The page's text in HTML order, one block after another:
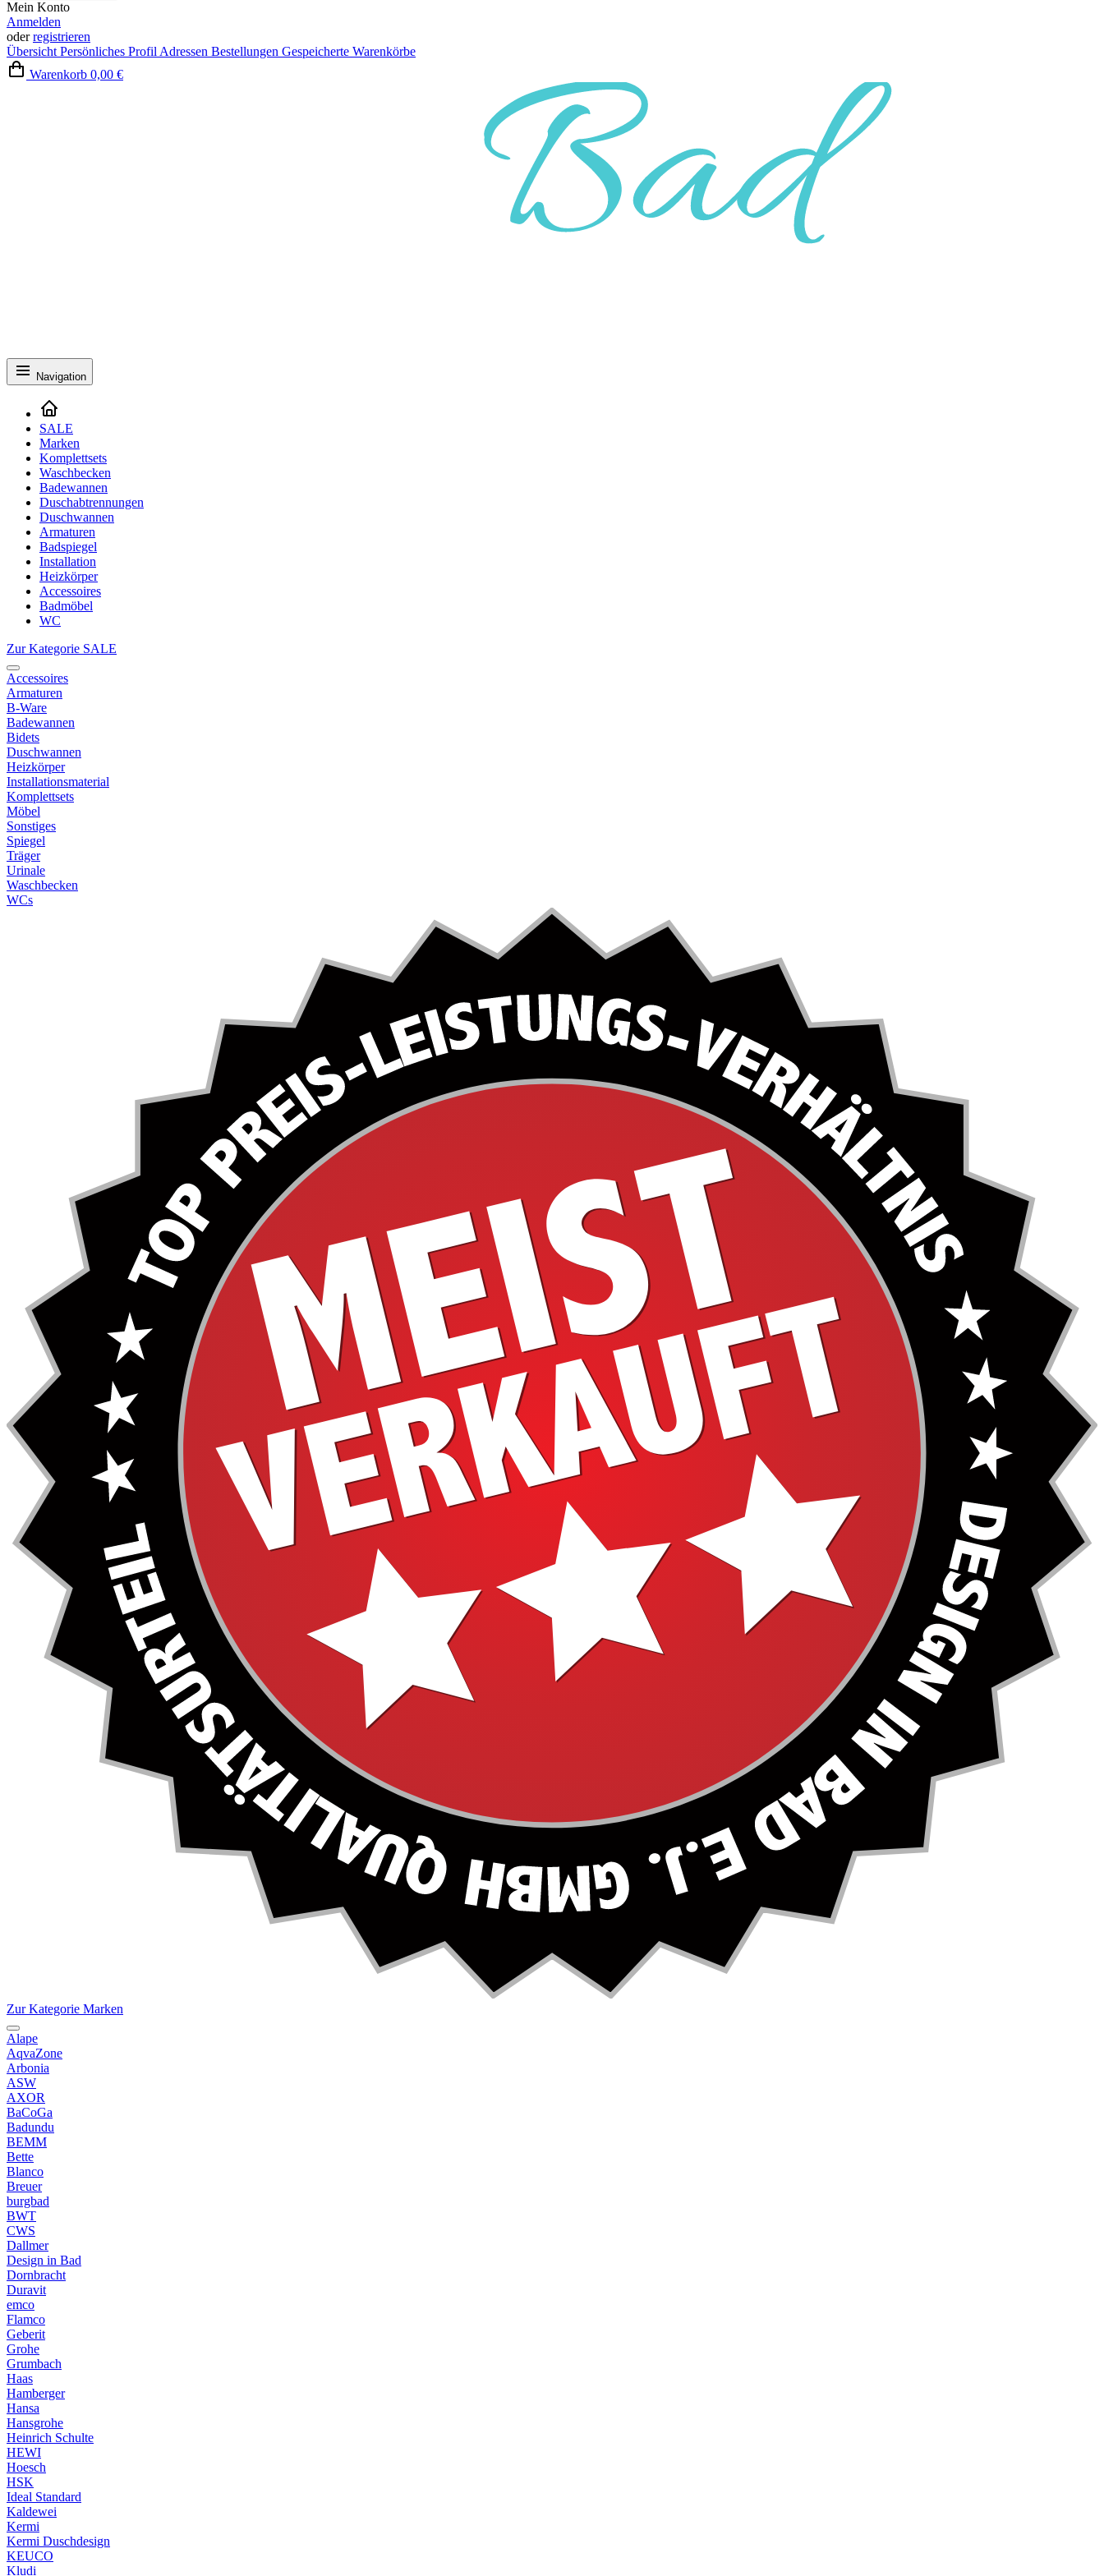
Mein Konto
Anmelden
oderregistrieren
Übersicht Persönliches Profil Adressen Bestellungen Gespeicherte Warenkörbe
Warenkorb 0,00 €
Navigation
SALE
Marken
Komplettsets
Waschbecken
Badewannen
Duschabtrennungen
Duschwannen
Armaturen
Badspiegel
Installation
Heizkörper
Accessoires
Badmöbel
WC
Zur Kategorie SALE
Accessoires
Armaturen
B-Ware
Badewannen
Bidets
Duschwannen
Heizkörper
Installationsmaterial
Komplettsets
Möbel
Sonstiges
Spiegel
Träger
Urinale
Waschbecken
WCs
Zur Kategorie Marken
Alape
AqvaZone
Arbonia
ASW
AXOR
BaCoGa
Badundu
BEMM
Bette
Blanco
Breuer
burgbad
BWT
CWS
Dallmer
Design in Bad
Dornbracht
Duravit
emco
Flamco
Geberit
Grohe
Grumbach
Haas
Hamberger
Hansa
Hansgrohe
Heinrich Schulte
HEWI
Hoesch
HSK
Ideal Standard
Kaldewei
Kermi
Kermi Duschdesign
KEUCO
Kludi